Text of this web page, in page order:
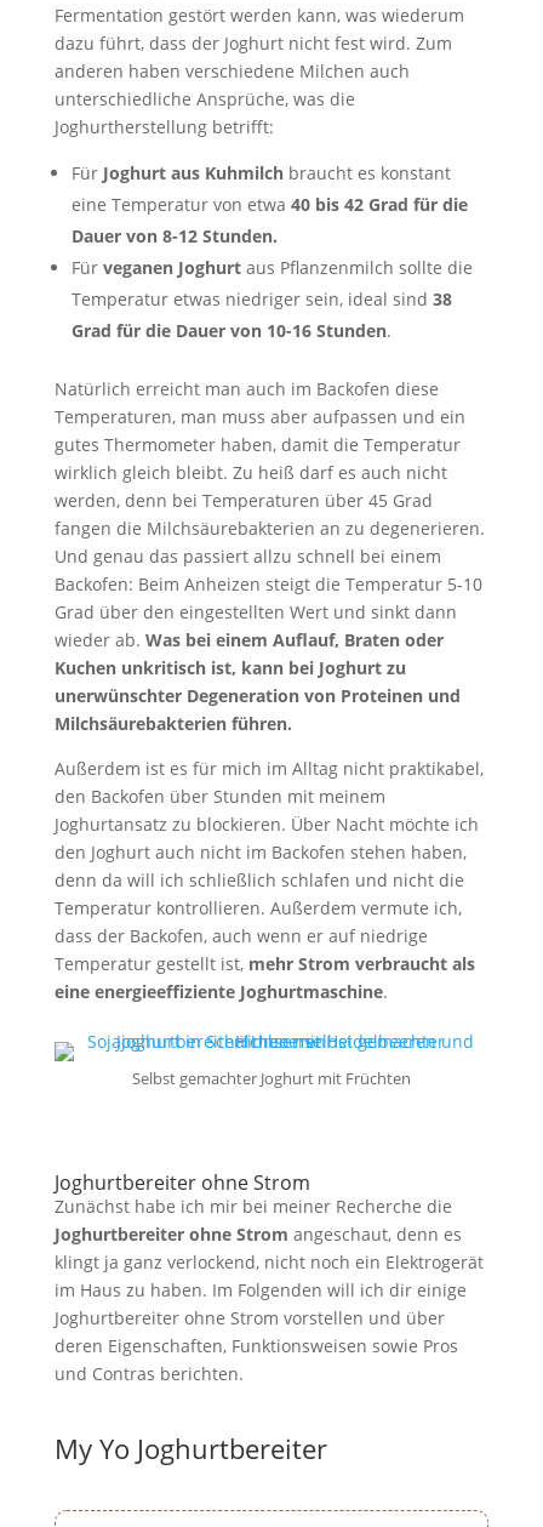
Fermentation gestört werden kann, was wiederum
dazu führt, dass der Joghurt nicht fest wird. Zum
anderen haben verschiedene Milchen auch
unterschiedliche Ansprüche, was die
Joghurtherstellung betrifft:
Für Joghurt aus Kuhmilch braucht es konstant
eine Temperatur von etwa40 bis 42 Grad für die
Dauer von 8-12 Stunden.
Fürveganen Joghurt aus Pflanzenmilch sollte die
Temperatur etwas niedriger sein, ideal sind38
Grad für die Dauer von 10-16 Stunden.
Natürlich erreicht man auch im Backofen diese
Temperaturen, man muss aber aufpassen und ein
gutes Thermometer haben, damit die Temperatur
wirklich gleich bleibt. Zu heiß darf es auch nicht
werden, denn bei Temperaturen über 45 Grad
fangen die Milchsäurebakterien an zu degenerieren.
Und genau das passiert allzu schnell bei einem
Backofen: Beim Anheizen steigt die Temperatur 5-10
Grad über den eingestellten Wert und sinkt dann
wieder ab. Was bei einem Auflauf, Braten oder
Kuchen unkritisch ist, kann bei Joghurt zu
unerwünschter Degeneration von Proteinen und
Milchsäurebakterien führen.
Außerdem ist es für mich im Alltag nicht praktikabel,
den Backofen über Stunden mit meinem
Joghurtansatz zu blockieren. Über Nacht möchte ich
den Joghurt auch nicht im Backofen stehen haben,
denn da will ich schließlich schlafen und nicht die
Temperatur kontrollieren. Außerdem vermute ich,
dass der Backofen, auch wenn er auf niedrige
Temperatur gestellt ist, mehr Strom verbraucht als
eine energieeffiziente Joghurtmaschine.
Selbst gemachter Joghurt mit Früchten
Joghurtbereiter ohne Strom
Zunächst habe ich mir bei meiner Recherche die
Joghurtbereiter ohne Strom angeschaut, denn es
klingt ja ganz verlockend, nicht noch ein Elektrogerät
im Haus zu haben. Im Folgenden will ich dir einige
Joghurtbereiter ohne Strom vorstellen und über
deren Eigenschaften, Funktionsweisen sowie Pros
und Contras berichten.
My Yo Joghurtbereiter